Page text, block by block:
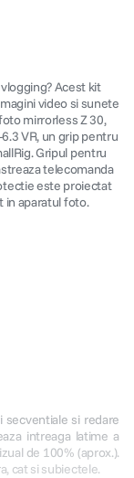
Acest kit
video si sunete
mirrorless Z 30,
VR, un grip pentru
Gripul pentru
telecomanda
este proiectat
in aparatul foto.
secventiale si redare
intreaga latime a
de 100% (aprox.).
cat si subiectele.